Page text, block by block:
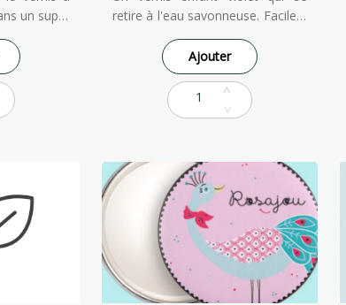
un super
colorées
: quoi de
retire à l'eau savonneuse. Facile à
appliquer et à enlever, notre
vernis à ongles pour enfants est
formulé à partir d'ingrédients
d'origine naturelle pour qu'ils
puissent faire comme les grands !
Ajouter